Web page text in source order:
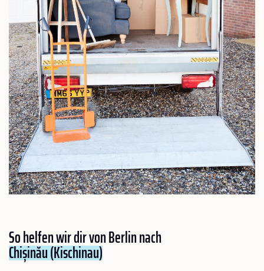
So helfen wir dir von Berlin nach
Chișinău (Kischinau)